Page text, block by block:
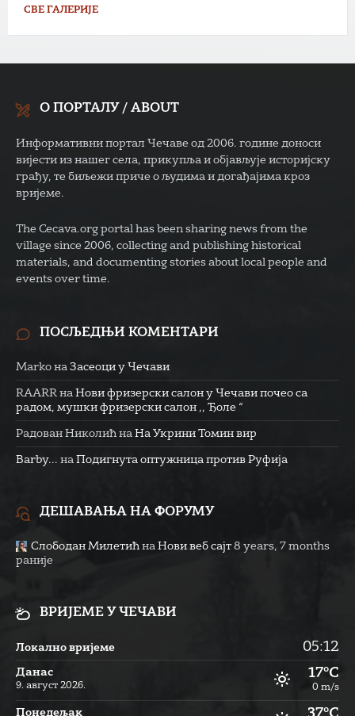
СВЕ ГАЛЕРИЈЕ
О ПОРТАЛУ / ABOUT
Информативни портал Чечаве од 2006. године доноси
вијести из нашег села, прикупља и објављује историјску
грађу, те биљежи приче о људима и догађајима кроз
вријеме.
The Cecava.org portal has been sharing news from the
village since 2006, collecting and publishing historical
materials, and documenting stories about local people and
events over time.
ПОСЉЕДЊИ КОМЕНТАРИ
Marko на Засеоци у Чечави
RAARR на Нови фризерски салон у Чечави почео са
радом, мушки фризерски салон ,, Ђоле “
Радован Николић на На Укрини Томин вир
Barby... на Подигнута оптужница против Руфија
ДЕШАВАЊА НА ФОРУМУ
Слободан Милетић на Нови веб сајт 8 years, 7 months
раније
ВРИЈЕМЕ У ЧЕЧАВИ
Локално вријеме 05:12
Данас
9. август 2026.
17°C
0 m/s
Понедељак